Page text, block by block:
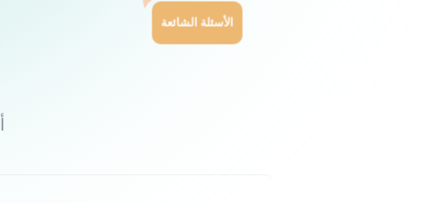
الأسئلة الشائعة